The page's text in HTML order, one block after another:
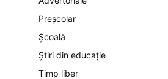
Preșcolar
Şcoală
Știri din educație
Timp liber